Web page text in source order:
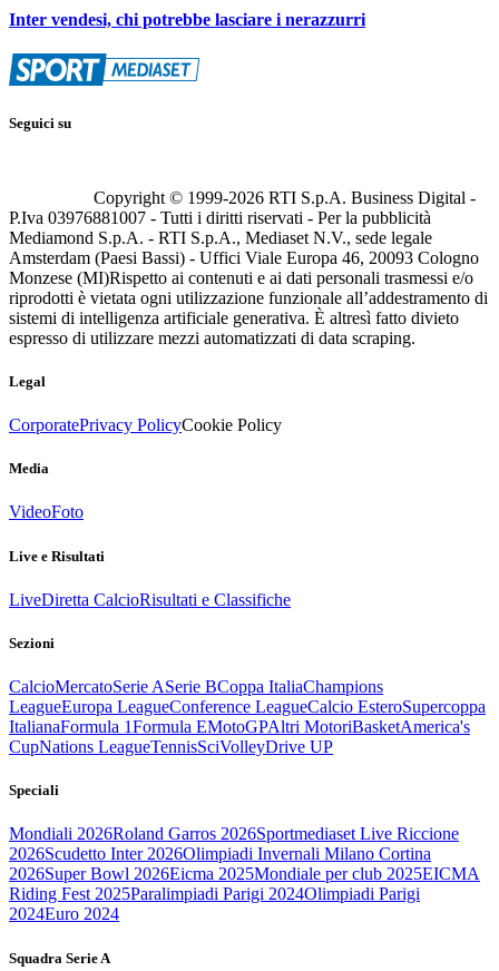
Inter vendesi, chi potrebbe lasciare i nerazzurri
Seguici su
Copyright © 1999-2026 RTI S.p.A. Business Digital -
P.Iva 03976881007 - Tutti i diritti riservati - Per la pubblicità
Mediamond S.p.A. - RTI S.p.A., Mediaset N.V., sede legale
Amsterdam (Paesi Bassi) - Uffici Viale Europa 46, 20093 Cologno
Monzese (MI)Rispetto ai contenuti e ai dati personali trasmessi e/o
riprodotti è vietata ogni utilizzazione funzionale all’addestramento di
sistemi di intelligenza artificiale generativa. È altresì fatto divieto
espresso di utilizzare mezzi automatizzati di data scraping.
Legal
CorporatePrivacy PolicyCookie Policy
Media
VideoFoto
Live e Risultati
LiveDiretta CalcioRisultati e Classifiche
Sezioni
CalcioMercatoSerie ASerie BCoppa ItaliaChampions
LeagueEuropa LeagueConference LeagueCalcio EsteroSupercoppa
ItalianaFormula 1Formula EMotoGPAltri MotoriBasketAmerica's
CupNations LeagueTennisSciVolleyDrive UP
Speciali
Mondiali 2026Roland Garros 2026Sportmediaset Live Riccione
2026Scudetto Inter 2026Olimpiadi Invernali Milano Cortina
2026Super Bowl 2026Eicma 2025Mondiale per club 2025EICMA
Riding Fest 2025Paralimpiadi Parigi 2024Olimpiadi Parigi
2024Euro 2024
Squadra Serie A